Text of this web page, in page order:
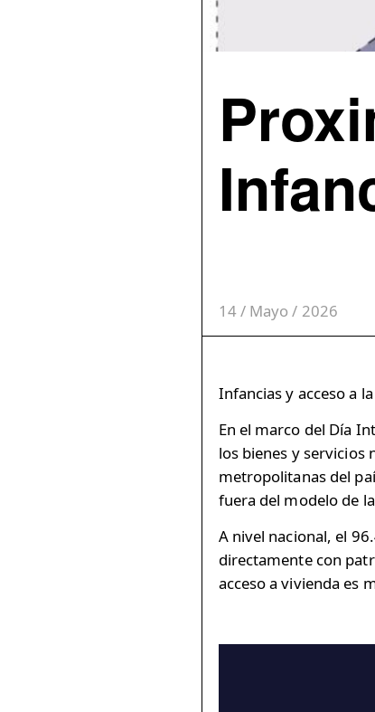
14 / Mayo / 2026
Infancias y acceso a
En el marco del Día
los bienes y servicios
metropolitanas del
fuera del modelo de
A nivel nacional, el
directamente con
acceso a vivienda es